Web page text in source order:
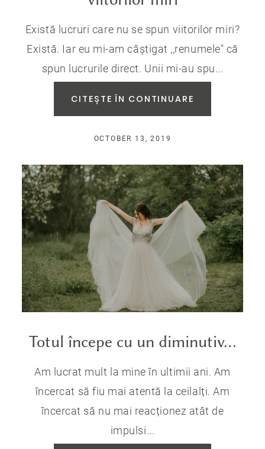
Există lucruri care nu se spun viitorilor miri?
Există. Iar eu mi-am câștigat ,,renumele" că
spun lucrurile direct. Unii mi-au spu...
CITEȘTE ÎN CONTINUARE
OCTOBER 13, 2019
Totul începe cu un diminutiv…
Am lucrat mult la mine în ultimii ani. Am
încercat să fiu mai atentă la ceilalți. Am
încercat să nu mai reacționez atât de
impulsi...